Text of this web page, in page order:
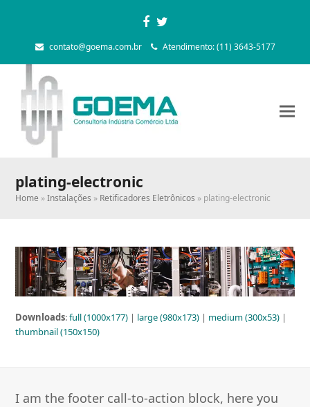
Facebook
Twitter
contato@goema.com.br Atendimento: (11) 3643-5177
plating-electronic
Home »Instalações » Retificadores Eletrônicos » plating-electronic
Downloads:full (1000x177) | large (980x173) | medium (300x53) |
thumbnail (150x150)
I am the footer call-to-action block, here you